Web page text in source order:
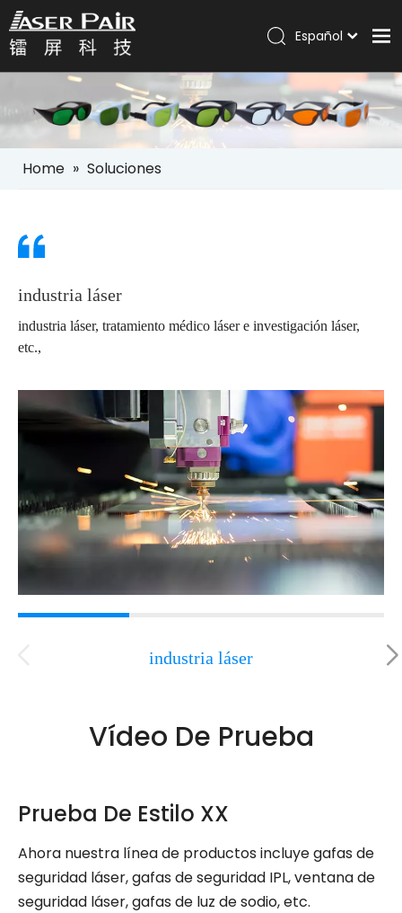
Productos
Soluciones
Noticias
Contáctenos
Español
Português
Pусский
Home » Soluciones
industria láser
industria láser, tratamiento médico láser e investigación láser,
etc.,
industria láser
Vídeo De Prueba
Prueba De Estilo XX
Ahora nuestra línea de productos incluye gafas de
seguridad láser, gafas de seguridad IPL, ventana de
seguridad láser, gafas de luz de sodio, etc.